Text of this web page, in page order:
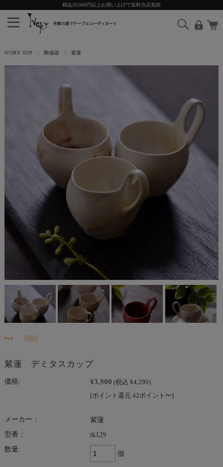
税込20,000円以上お買い上げで送料当店負担
IVORY TOP 陶磁器 紫蓮
紫蓮 デミタスカップ
価格: ¥3,900 (税込 ¥4,290)
[ポイント還元 42ポイント〜]
メーカー：
紫蓮
型番：
tk129
数量:
個